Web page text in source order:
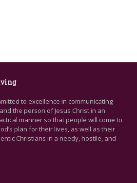
to excellence in communicating
the person of Jesus Christ in an
manner so that people will come to
plan for their lives, as well as their
Christians in a needy, hostile, and